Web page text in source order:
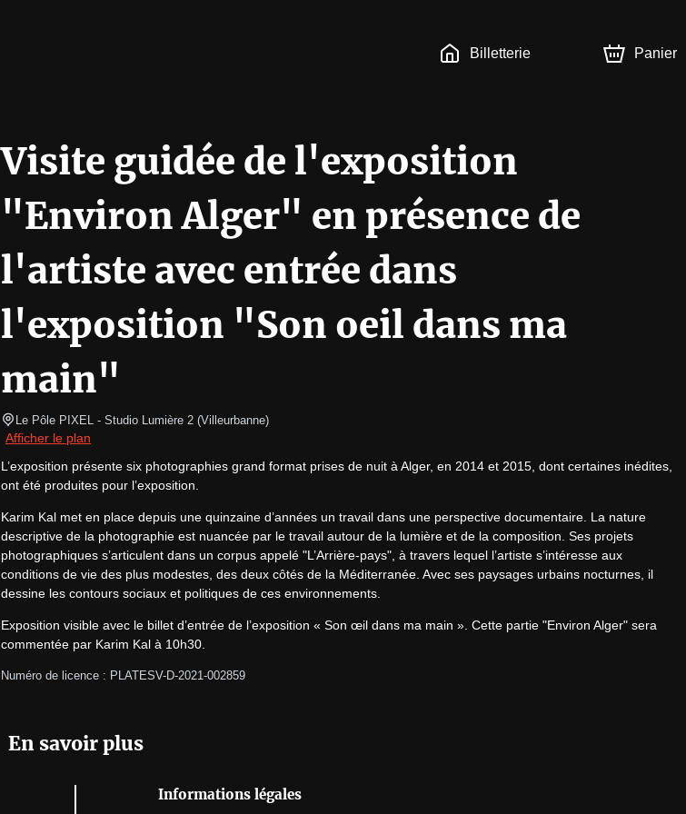
Billetterie Panier
Visite guidée de l'exposition
"Environ Alger" en présence de
l'artiste avec entrée dans
l'exposition "Son oeil dans ma
main"
Le Pôle PIXEL - Studio Lumière 2 (Villeurbanne)
Afficher le plan
L’exposition présente six photographies grand format prises de nuit à Alger, en 2014 et 2015, dont certaines inédites,
ont été produites pour l’exposition.
Karim Kal met en place depuis une quinzaine d’années un travail dans une perspective documentaire. La nature
descriptive de la photographie est nuancée par le travail autour de la lumière et de la composition. Ses projets
photographiques s’articulent dans un corpus appelé "L’Arrière-pays", à travers lequel l’artiste s’intéresse aux
conditions de vie des plus modestes, des deux côtés de la Méditerranée. Avec ses paysages urbains nocturnes, il
dessine les contours sociaux et politiques de ces environnements.
Exposition visible avec le billet d’entrée de l’exposition « Son œil dans ma main ». Cette partie "Environ Alger" sera
commentée par Karim Kal à 10h30.
Numéro de licence : PLATESV-D-2021-002859
En savoir plus
Informations légales